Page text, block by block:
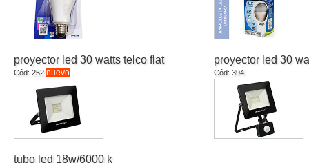
proyector led 30 watts telco flat
Cód: 252 nuevo
proyector led 30
Cód: 394
tubo led 18w/6000 k